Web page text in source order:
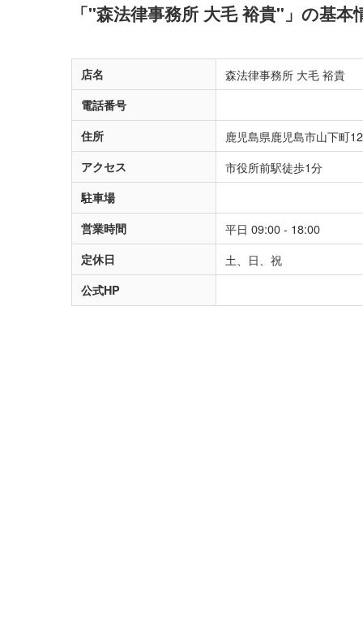
「"森法律事務所 大毛 裕貴"」の基
店名 森法律事務所 大毛 裕貴
電話番号
住所
鹿児島県鹿児島市山下町
アクセス 市役所前駅徒歩1分
駐車場
営業時間
平日 09:00 - 18:00
定休日 土、日、祝
公式HP